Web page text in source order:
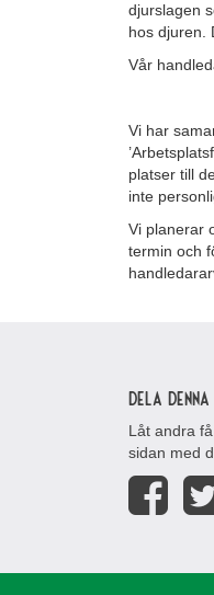
djurslagen
hos djuren.
Vår
Vi har
platser till
inte
Vi planerar
termin och
Dela denna
Låt andra
sidan med